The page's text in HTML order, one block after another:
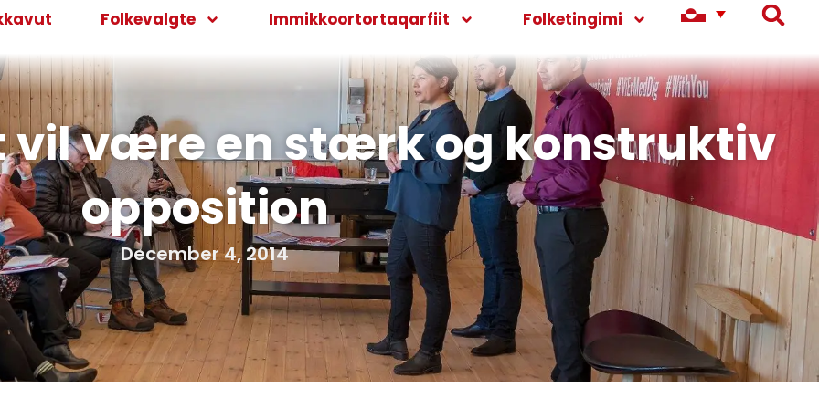
Folkevalgte Immikkoortortaqarfiit Folketingimi
være en stærk og konstruktiv
opposition
December 4, 2014